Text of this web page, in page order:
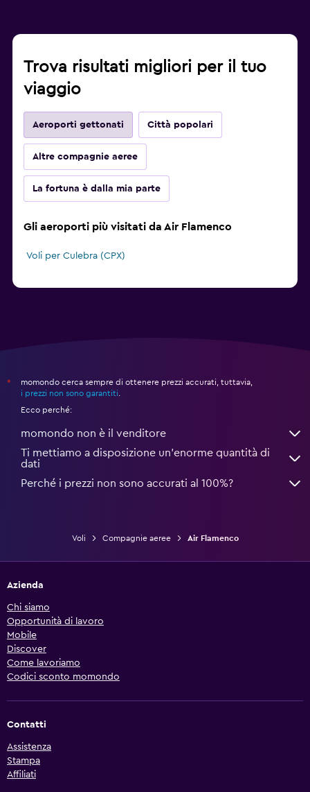
Trova risultati migliori per il tuo
viaggio
Aeroporti gettonati Città popolari
Altre compagnie aeree
La fortuna è dalla mia parte
Gli aeroporti più visitati da Air Flamenco
Voli per Culebra (CPX)
*
momondo cerca sempre di ottenere prezzi accurati, tuttavia,
i prezzi non sono garantiti
Ecco perché:
momondo non è il venditore
Ti mettiamo a disposizione un’enorme quantità di
dati
Perché i prezzi non sono accurati al 100%?
Voli Compagnie aeree Air Flamenco
Azienda
Chi siamo
Opportunità di lavoro
Mobile
Discover
Come lavoriamo
Codici sconto momondo
Contatti
Assistenza
Stampa
Affiliati